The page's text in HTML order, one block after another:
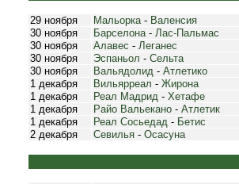
29 ноября Мальорка- Валенсия
30 ноября
Барселона- Лас-Пальмас
30 ноября
Алавес - Леганес
30 ноября
Эспаньол - Сельта
30 ноября
Вальядолид - Атлетико
1 декабря
Вильярреал - Жирона
1 декабря
Реал Мадрид - Хетафе
1 декабря
Райо Вальекано - Атлетик
1 декабря
Реал Сосьедад - Бетис
2 декабря
Севилья - Осасуна